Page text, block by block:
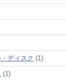
ディスク (1)
(1)